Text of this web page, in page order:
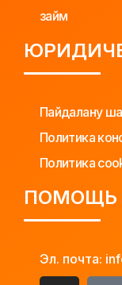
займ
Пайдалану
Политика
Политика
ПОМОЩЬ
Эл. почта: